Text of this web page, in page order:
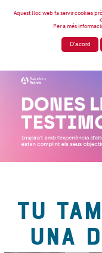
Aquest lloc web fa servir cookies
Per a més
D'acord
TU
UNA